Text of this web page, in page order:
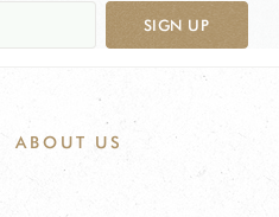
SIGN UP
ABOUT US